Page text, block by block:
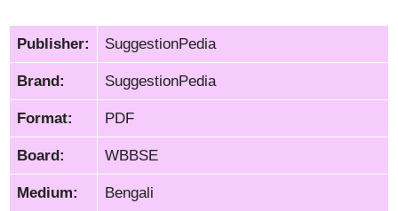
Publisher: SuggestionPedia
Brand: SuggestionPedia
Format: PDF
Board: WBBSE
Medium: Bengali